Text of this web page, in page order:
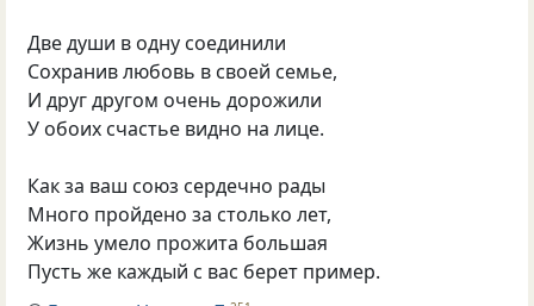
Две души в одну соединили
Сохранив любовь в своей семье,
И друг другом очень дорожили
У обоих счастье видно на лице.
Как за ваш союз сердечно рады
Много пройдено за столько лет,
Жизнь умело прожита большая
Пусть же каждый с вас берет пример.